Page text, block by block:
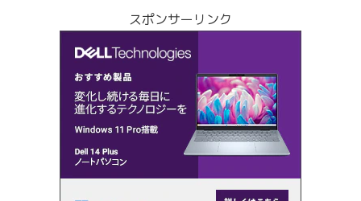
スポンサーリンク